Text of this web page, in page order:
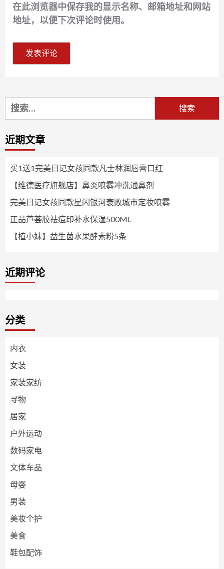
在此浏览器中保存我的显示名称、邮箱地址和网站
地址，以便下次评论时使用。
搜
索：
近期文章
买1送1完美日记女孩同款凡士林润唇膏口红
【维德医疗旗舰店】鼻炎喷雾冲洗通鼻剂
完美日记女孩同款星闪银河衰败城市定妆喷雾
正品芦荟胶祛痘印补水保湿500ML
【植小妹】益生菌水果酵素粉5条
近期评论
分类
内衣
女装
家装家纺
寻物
居家
户外运动
数码家电
文体车品
母婴
男装
美妆个护
美食
鞋包配饰